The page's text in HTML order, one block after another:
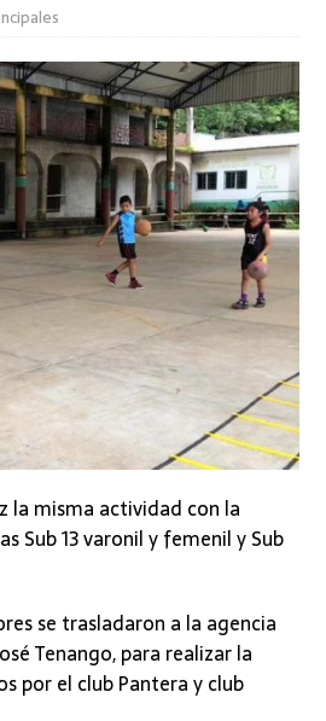
la misma actividad con la
Sub 13 varonil y femenil y Sub
se trasladaron a la agencia
Tenango, para realizar la
por el club Pantera y club